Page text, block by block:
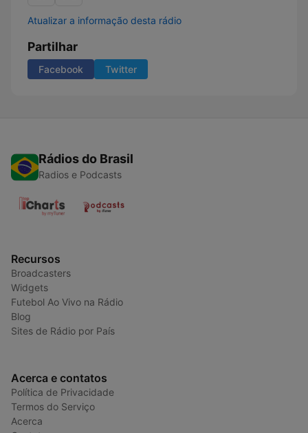
Atualizar a informação desta rádio
Partilhar
Facebook Twitter
Rádios do Brasil
Radios e Podcasts
Recursos
Broadcasters
Widgets
Futebol Ao Vivo na Rádio
Blog
Sites de Rádio por País
Acerca e contatos
Política de Privacidade
Termos do Serviço
Acerca